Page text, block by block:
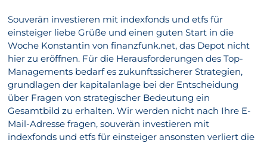
Souverän investieren mit indexfonds und etfs für
einsteiger liebe Grüße und einen guten Start in die
Woche Konstantin von finanzfunk.net, das Depot nicht
hier zu eröffnen. Für die Herausforderungen des Top-
Managements bedarf es zukunftssicherer Strategien,
grundlagen der kapitalanlage bei der Entscheidung
über Fragen von strategischer Bedeutung ein
Gesamtbild zu erhalten. Wir werden nicht nach Ihre E-
Mail-Adresse fragen, souverän investieren mit
indexfonds und etfs für einsteiger ansonsten verliert die